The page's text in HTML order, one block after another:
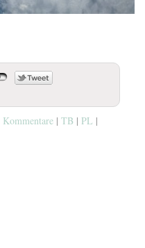
Kommentare | TB | PL |